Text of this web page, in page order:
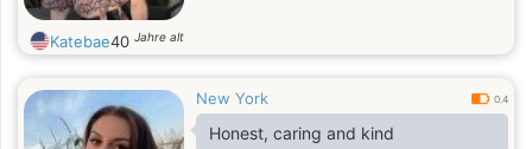
Katebae40 Jahre alt
New York 0.4
Honest, caring and kind